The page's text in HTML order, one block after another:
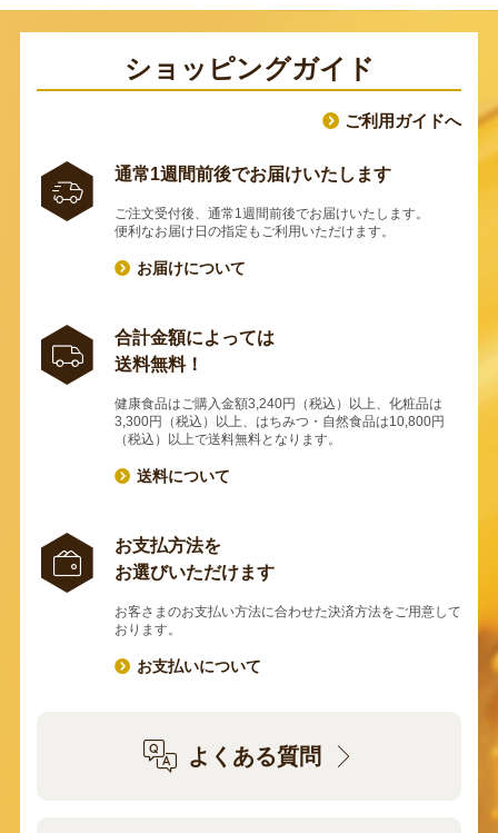
ショッピングガイド
ご利用ガイドへ
通常1週間前後でお届けいたします
ご注文受付後、通常1週間前後でお届けいたします。
便利なお届け日の指定もご利用いただけます。
お届けについて
合計金額によっては
送料無料！
健康食品はご購入金額3,240円（税込）以上、化粧品は
3,300円（税込）以上、はちみつ・自然食品は10,800円
（税込）以上で送料無料となります。
送料について
お支払方法を
お選びいただけます
お客さまのお支払い方法に合わせた決済方法をご用意して
おります。
お支払いについて
よくある質問